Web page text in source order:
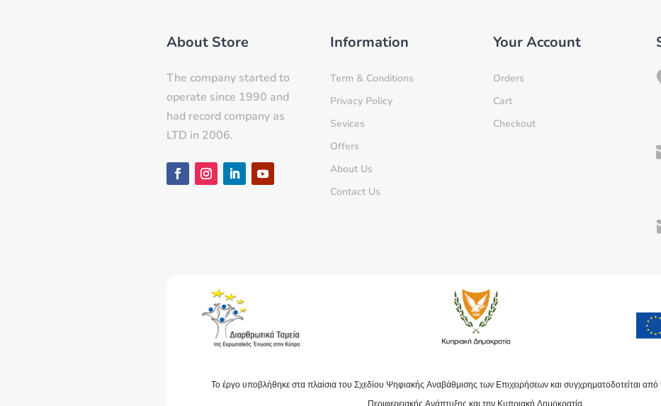
About Store
The company started to
operate since 1990 and
had record company as
LTD in 2006.
Information
Term & Conditions
Privacy Policy
Sevices
Offers
About Us
Contact Us
Your Account
Orders
Cart
Checkout
Το έργο υποβλήθηκε στα πλαίσια του Σχεδίου Ψηφιακής Αναβάθμισης των Επιχειρήσεων και συγχρηματοδοτείται